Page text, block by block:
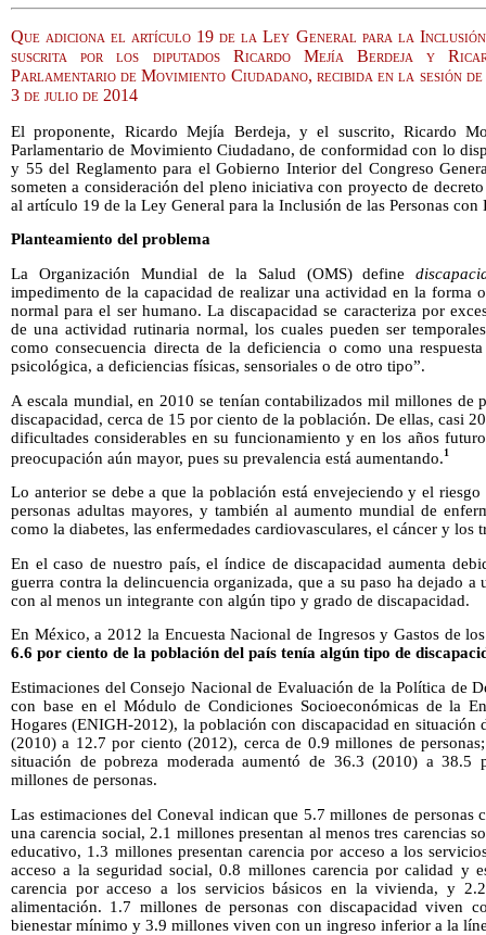
Que adiciona el artículo 19 de la Ley General para la Inclusión
suscrita por los diputados Ricardo Mejía Berdeja y
Parlamentario de Movimiento Ciudadano, recibida en la sesión
3 de julio de 2014
El proponente, Ricardo Mejía Berdeja, y el suscrito, Ricardo
Parlamentario de Movimiento Ciudadano, de conformidad con lo
y 55 del Reglamento para el Gobierno Interior del Congreso
someten a consideración del pleno iniciativa con proyecto de
al artículo 19 de la Ley General para la Inclusión de las Personas
Planteamiento del problema
La Organización Mundial de la Salud (OMS) define
impedimento de la capacidad de realizar una actividad en la forma
normal para el ser humano. La discapacidad se caracteriza por
de una actividad rutinaria normal, los cuales pueden ser
como consecuencia directa de la deficiencia o como una
psicológica, a deficiencias físicas, sensoriales o de otro tipo”.
A escala mundial, en 2010 se tenían contabilizados mil millones de
discapacidad, cerca de 15 por ciento de la población. De ellas, casi
dificultades considerables en su funcionamiento y en los años
preocupación aún mayor, pues su prevalencia está aumentando.1
Lo anterior se debe a que la población está envejeciendo y el
personas adultas mayores, y también al aumento mundial de
como la diabetes, las enfermedades cardiovasculares, el cáncer y los
En el caso de nuestro país, el índice de discapacidad aumenta
guerra contra la delincuencia organizada, que a su paso ha dejado
con al menos un integrante con algún tipo y grado de discapacidad.
En México, a 2012 la Encuesta Nacional de Ingresos y Gastos de
6.6 por ciento de la población del país tenía algún tipo de
Estimaciones del Consejo Nacional de Evaluación de la Política de
con base en el Módulo de Condiciones Socioeconómicas de la
Hogares (ENIGH-2012), la población con discapacidad en situación
(2010) a 12.7 por ciento (2012), cerca de 0.9 millones de
situación de pobreza moderada aumentó de 36.3 (2010) a 38.5
millones de personas.
Las estimaciones del Coneval indican que 5.7 millones de personas
una carencia social, 2.1 millones presentan al menos tres carencias
educativo, 1.3 millones presentan carencia por acceso a los
acceso a la seguridad social, 0.8 millones carencia por calidad y
carencia por acceso a los servicios básicos en la vivienda, y
alimentación. 1.7 millones de personas con discapacidad viven
bienestar mínimo y 3.9 millones viven con un ingreso inferior a la